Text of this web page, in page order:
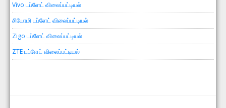
Vivo டப்ளேட் விலைப்பட்டியல்
சியோமி டப்ளேட் விலைப்பட்டியல்
Zigo டப்ளேட் விலைப்பட்டியல்
ZTE டப்ளேட் விலைப்பட்டியல்